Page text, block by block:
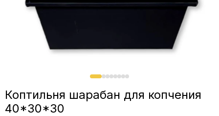
Коптильня шарабан для копчения
40*30*30